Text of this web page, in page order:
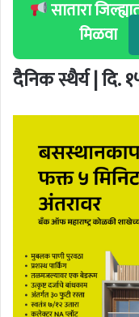
सातारा
मिळवा
दैनिक स्थैर्य | दि.